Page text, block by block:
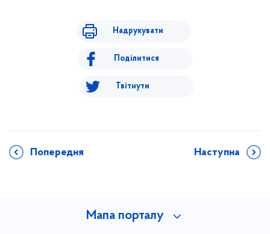
Надрукувати
Поділитися
Твітнути
Попередня Наступна
Мапа порталу